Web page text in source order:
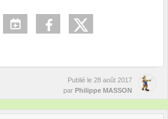
Publié le 28 août 2017
par Philippe MASSON